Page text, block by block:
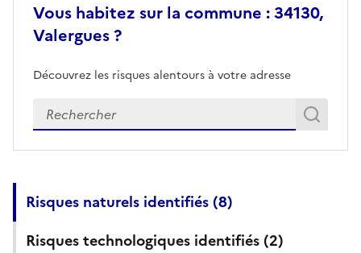
Vous habitez sur la commune : 34130,
Valergues ?
Découvrez les risques alentours à votre adresse
Veuillez renseigner votre adresse exacte
Risques naturels identifiés (8)
Risques technologiques identifiés (2)